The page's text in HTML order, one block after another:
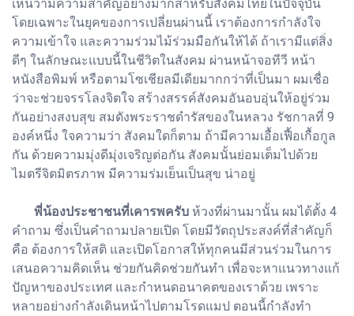
เห็นว่ามีความสำคัญอย่างมากสำหรับสังคมไทยในปัจจุบัน
โดยเฉพาะในยุคของการเปลี่ยนผ่านนี้ เราต้องการกำลังใจ
ความเข้าใจ และความร่วมไม้ร่วมมือกันให้ได้ ถ้าเรามีแต่สิ่ง
ดีๆ ในลักษณะแบบนี้ในชีวิตในสังคม ผ่านหน้าจอทีวี หน้า
หนังสือพิมพ์ หรือตามโซเชียลมีเดียมากกว่าที่เป็นมา ผมเชื่อ
ว่าจะช่วยจรรโลงจิตใจ สร้างสรรค์สังคมอันอบอุ่นให้อยู่ร่วม
กันอย่างสงบสุข สมดังพระราชดำรัสของในหลวง รัชกาลที่ 9
องค์หนึ่ง ใจความว่า สังคมใดก็ตาม ถ้ามีความเอื้อเฟื้อเกื้อกูล
กัน ด้วยความมุ่งดีมุ่งเจริญต่อกัน สังคมนั้นย่อมเต็มไปด้วย
ไมตรีจิตมิตรภาพ มีความร่มเย็นเป็นสุข น่าอยู่
พี่น้องประชาชนที่เคารพครับ ห้วงที่ผ่านมานั้น ผมได้ตั้ง 4
คำถาม ซึ่งเป็นคำถามปลายเปิด โดยมีวัตถุประสงค์ที่สำคัญก็
คือ ต้องการให้สติ และเปิดโอกาสให้ทุกคนมีส่วนร่วมในการ
เสนอความคิดเห็น ช่วยกันคิดช่วยกันทำ เพื่อจะหาแนวทางแก้
ปัญหาของประเทศ และกำหนดอนาคตของเราด้วย เพราะ
หลายอย่างกำลังเดินหน้าไปตามโรดแมป ตอนนี้กำลังทำ